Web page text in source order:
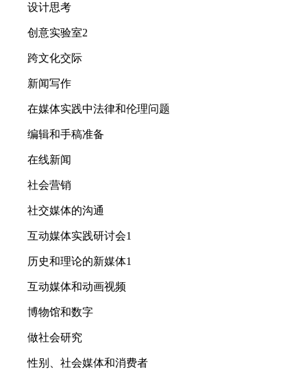
设计思考
创意实验室2
跨文化交际
新闻写作
在媒体实践中法律和伦理问题
编辑和手稿准备
在线新闻
社会营销
社交媒体的沟通
互动媒体实践研讨会1
历史和理论的新媒体1
互动媒体和动画视频
博物馆和数字
做社会研究
性别、社会媒体和消费者